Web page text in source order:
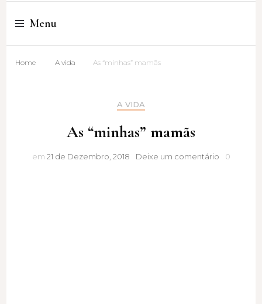
Cristina Amaro
Menu
Home A vida As “minhas” mamãs
A VIDA
As “minhas” mamãs
em 21 de Dezembro, 2018 Deixe um comentárioAs0